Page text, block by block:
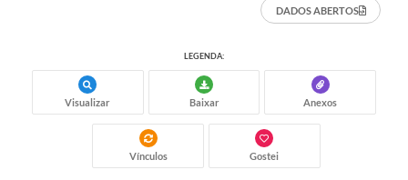
DADOS ABERTOS
LEGENDA:
Visualizar Baixar Anexos
Vínculos Gostei